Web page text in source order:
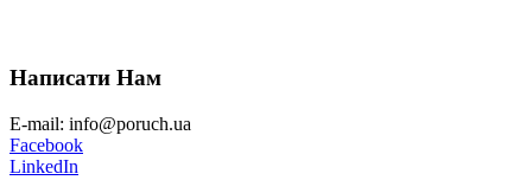
Написати Нам
E-mail: info@poruch.ua
Facebook
LinkedIn